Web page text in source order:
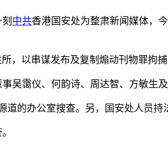
中共香港国安处为整肃新闻媒体，
，以串谋发布及复制煽动刊物罪拘
吴霭仪、何韵诗、周达智、方敏生
的办公室搜查。另，国安处人员持